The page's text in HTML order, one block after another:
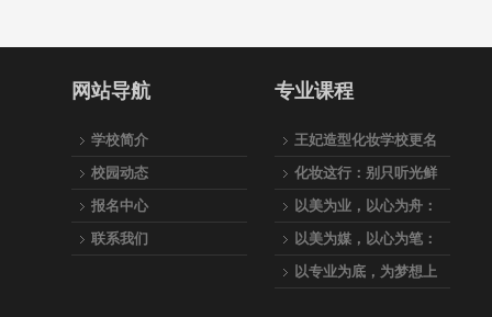
网站导航
学校简介
校园动态
报名中心
联系我们
专业课程
王妃造型化妆学校更名
为：拾妆舟美妆教育
化妆这行：别只听光鲜
的，听听真实的
以美为业，以心为舟：
拾妆舟美妆教育，专业
之路的起航站
以美为媒，以心为笔：
与我们一起，成为点亮
以专业为底，为梦想上